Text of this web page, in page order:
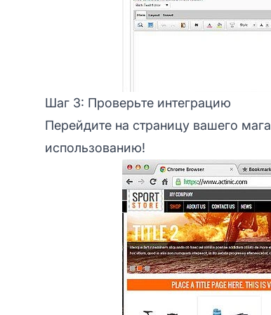
Шаг 3: Проверьте интеграцию
Перейдите на страницу вашего
использованию!